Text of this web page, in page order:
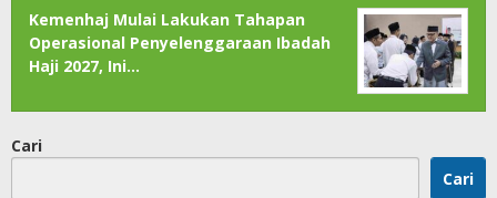
Kemenhaj Mulai Lakukan Tahapan
Operasional Penyelenggaraan Ibadah
Haji 2027, Ini…
Cari
Cari